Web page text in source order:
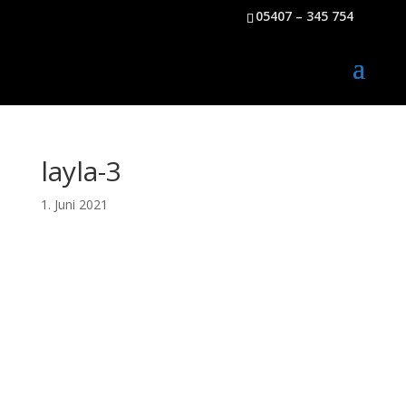
05407 – 345 754
layla-3
1. Juni 2021